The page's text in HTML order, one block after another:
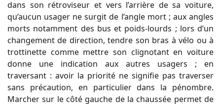
dans son rétroviseur et vers l’arrière de sa voiture,
qu’aucun usager ne surgit de l’angle mort ; aux angles
morts notamment des bus et poids-lourds ; lors d’un
changement de direction, tendre son bras à vélo ou à
trottinette comme mettre son clignotant en voiture
donne une indication aux autres usagers ; en
traversant : avoir la priorité ne signifie pas traverser
sans précaution, en particulier dans la pénombre.
Marcher sur le côté gauche de la chaussée permet de